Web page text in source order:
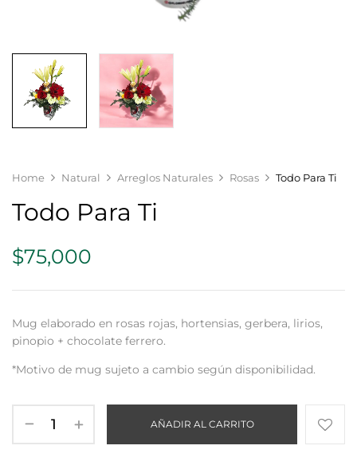
Home Natural Arreglos Naturales Rosas Todo Para Ti
Todo Para Ti
$75,000
Mug elaborado en rosas rojas, hortensias, gerbera, lirios,
pinopio + chocolate ferrero.
*Motivo de mug sujeto a cambio según disponibilidad.
AÑADIR AL CARRITO